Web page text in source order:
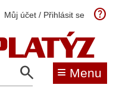
Můj účet / Přihlásit se help
search ≡ Menu